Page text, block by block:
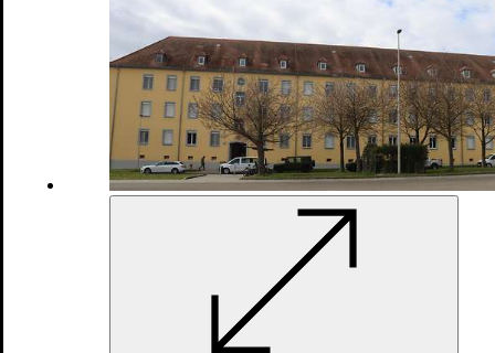
Werfen mit der Übungshandgranate
Panzerkennung
Panzervernichtungstrupps
Fliegerabwehrtrupps
Spähtrupps zu Fuß
Ergänzungsausbildung Steigerung der
Kriegstauglichkeit
Steigerung der körperlichen
Ausschleusung/Versetzung
Die Basisausbildung in Bildern